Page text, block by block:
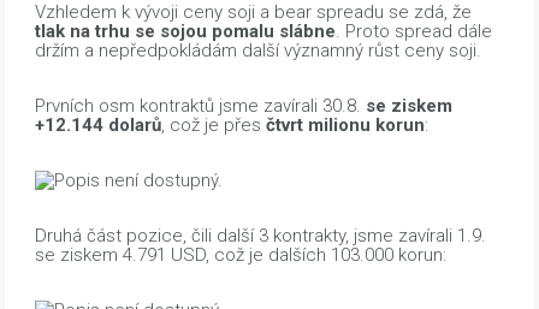
Vzhledem k vývoji ceny soji a bear spreadu se zdá, že
tlak na trhu se sojou pomalu slábne. Proto spread dále
držím a nepředpokládám další významný růst ceny soji.
Prvních osm kontraktů jsme zavírali 30.8. se ziskem
+12.144 dolarů, což je přesčtvrt milionu korun:
Druhá část pozice, čili další 3 kontrakty, jsme zavírali 1.9.
se ziskem 4.791 USD, což je dalších 103.000 korun: